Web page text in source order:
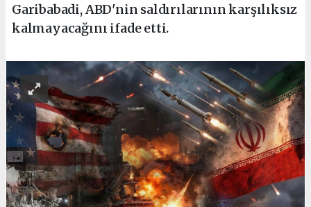
Garibabadi, ABD'nin saldırılarının karşılıksız
kalmayacağını ifade etti.